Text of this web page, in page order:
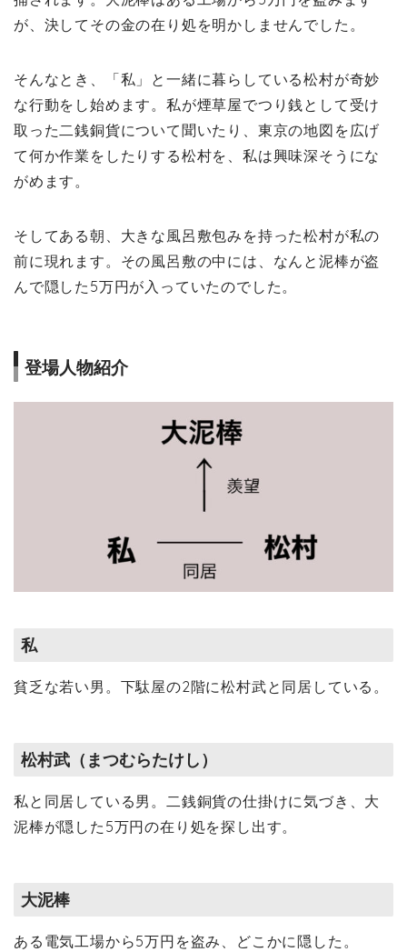
が、決してその金の在り処を明かしませんでした。
そんなとき、「私」と一緒に暮らしている松村が奇妙
な行動をし始めます。私が煙草屋でつり銭として受け
取った二銭銅貨について聞いたり、東京の地図を広げ
て何か作業をしたりする松村を、私は興味深そうにな
がめます。
そしてある朝、大きな風呂敷包みを持った松村が私の
前に現れます。その風呂敷の中には、なんと泥棒が盗
んで隠した5万円が入っていたのでした。
登場人物紹介
私
貧乏な若い男。下駄屋の2階に松村武と同居している。
松村武（まつむらたけし）
私と同居している男。二銭銅貨の仕掛けに気づき、大
泥棒が隠した5万円の在り処を探し出す。
大泥棒
ある電気工場から5万円を盗み、どこかに隠した。